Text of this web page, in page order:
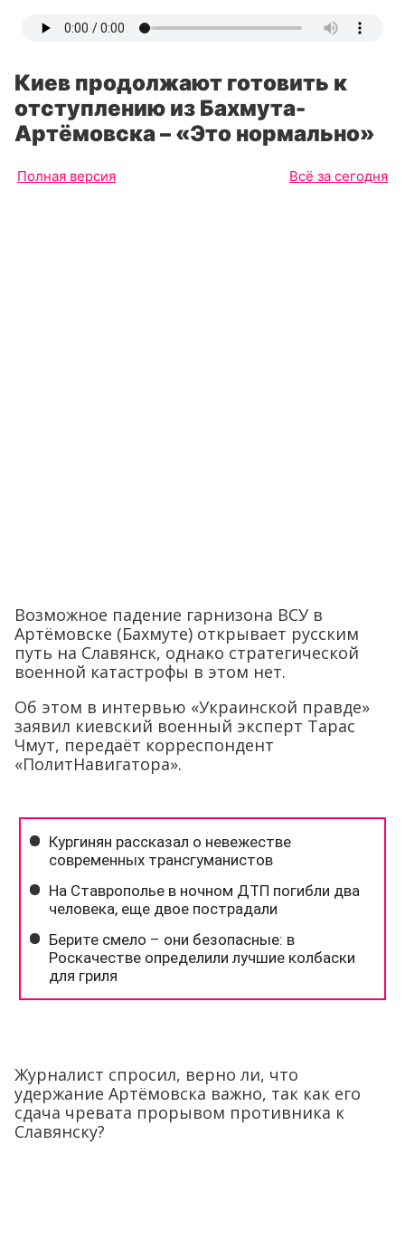
Киев продолжают готовить к
отступлению из Бахмута-
Артёмовска – «Это нормально»
Полная версия Всё за сегодня
Возможное падение гарнизона ВСУ в
Артёмовске (Бахмуте) открывает русским
путь на Славянск, однако стратегической
военной катастрофы в этом нет.
Об этом в интервью «Украинской правде»
заявил киевский военный эксперт Тарас
Чмут, передаёт корреспондент
«ПолитНавигатора».
Журналист спросил, верно ли, что
удержание Артёмовска важно, так как его
сдача чревата прорывом противника к
Славянску?